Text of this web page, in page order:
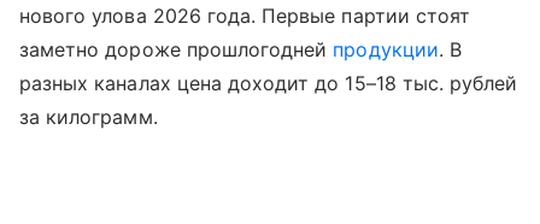
нового улова 2026 года. Первые партии стоят
заметно дороже прошлогодней продукции. В
разных каналах цена доходит до 15–18 тыс. рублей
за килограмм.